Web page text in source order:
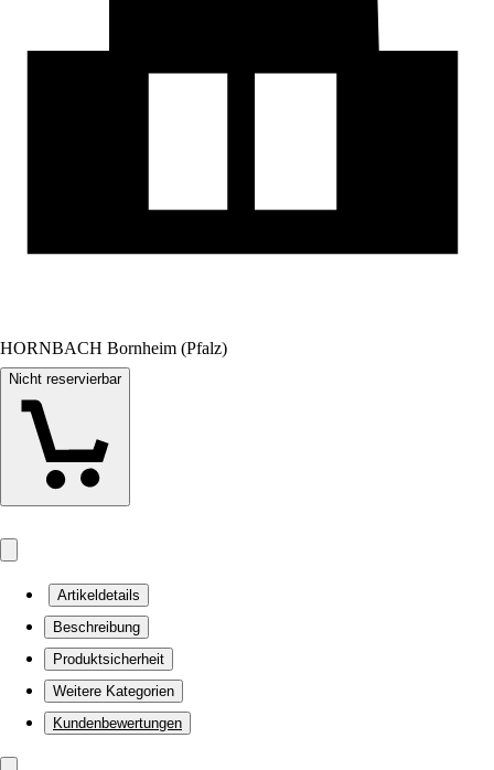
HORNBACH Bornheim (Pfalz)
Nicht reservierbar
Artikeldetails
Beschreibung
Produktsicherheit
Weitere Kategorien
Kundenbewertungen